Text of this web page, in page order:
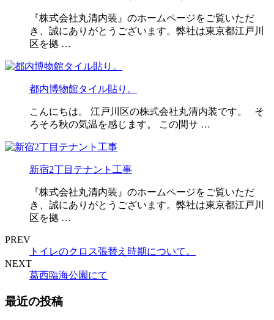
『株式会社丸清内装』のホームページをご覧いただ
き、誠にありがとうございます。弊社は東京都江戸川
区を拠 …
都内博物館タイル貼り。
こんにちは。 江戸川区の株式会社丸清内装です。 そ
ろそろ秋の気温を感じます。 この間サ …
新宿2丁目テナント工事
『株式会社丸清内装』のホームページをご覧いただ
き、誠にありがとうございます。弊社は東京都江戸川
区を拠 …
PREV
トイレのクロス張替え時期について。
NEXT
葛西臨海公園にて
最近の投稿